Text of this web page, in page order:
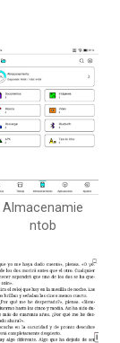
Almacenamie
ntob